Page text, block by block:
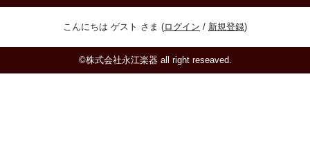
こんにちは ゲスト さま (ログイン / 新規登録)
©株式会社永江楽器 all right reseaved.
ミュート
楽器ケース＆ケースカバー